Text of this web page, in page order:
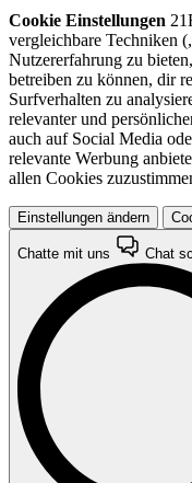
Cookie Einstellungen
vergleichbare Techniken
Nutzererfahrung zu
betreiben zu können, dir
Surfverhalten zu
relevanter und
auch auf Social Media
relevante Werbung
allen Cookies
Einstellungen ändern
Chatte mit uns Chat